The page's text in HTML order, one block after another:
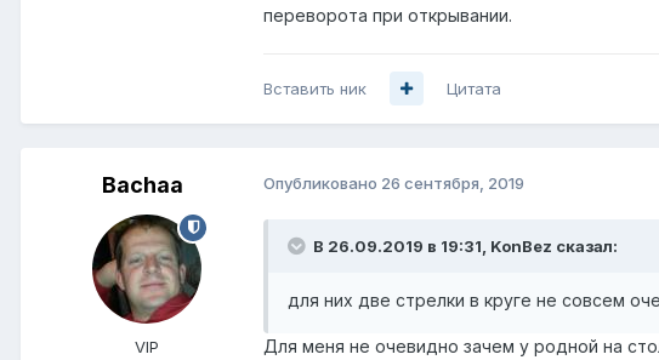
переворота при открывании.
Вставить ник Цитата
Bachaa
VIP
Опубликовано 26 сентября, 2019
В 26.09.2019 в 19:31, KonBez сказал:
для них две стрелки в круге не совсем
Для меня не очевидно зачем у родной на